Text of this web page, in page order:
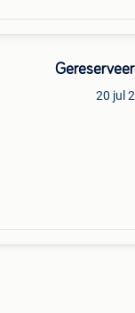
20 jul